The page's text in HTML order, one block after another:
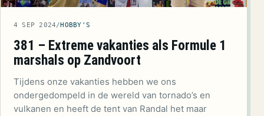
4 SEP 2024/HOBBY'S
381 – Extreme vakanties als Formule 1
marshals op Zandvoort
Tijdens onze vakanties hebben we ons
ondergedompeld in de wereld van tornado’s en
vulkanen en heeft de tent van Randal het maar